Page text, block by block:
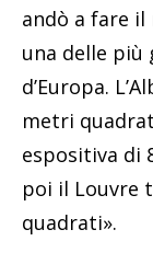
andò a fare il
una delle
d’Europa.
metri
espositiva di
poi il Louvre
quadrati».